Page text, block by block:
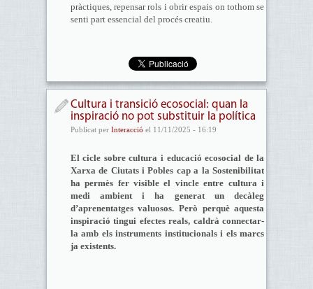
pràctiques, repensar rols i obrir espais on tothom se
senti part essencial del procés creatiu.
Cultura i transició ecosocial: quan la
inspiració no pot substituir la política
Publicat per Interacció el 11/11/2025 - 16:19
El cicle sobre cultura i educació ecosocial de la
Xarxa de Ciutats i Pobles cap a la Sostenibilitat
ha permès fer visible el vincle entre cultura i
medi ambient i ha generat un decàleg
d’aprenentatges valuosos. Però perquè aquesta
inspiració tingui efectes reals, caldrà connectar-
la amb els instruments institucionals i els marcs
ja existents.